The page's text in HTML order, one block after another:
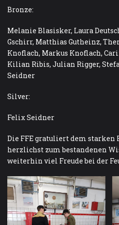
Bronze:
Melanie Blasisker, Laura
Gschirr, Matthias Gutheinz,
Knoflach, Markus Knoflach,
Kilian Ribis, Julian Rigger,
Seidner
Silver:
Felix Seidner
Die FFE gratuliert dem starken
herzlichst zum bestandenen
weiterhin viel Freude bei der